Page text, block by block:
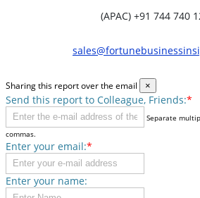
(APAC) +91 744 740
Sharing this report over the email ×
Send this report to Colleague, Friends:*
Separate
commas.
Enter your email:*
Enter your name: